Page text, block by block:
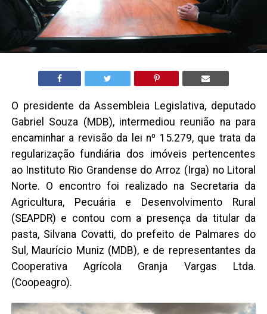
O presidente da Assembleia Legislativa, deputado
Gabriel Souza (MDB), intermediou reunião na para
encaminhar a revisão da lei nº 15.279, que trata da
regularização fundiária dos imóveis pertencentes
ao Instituto Rio Grandense do Arroz (Irga) no Litoral
Norte. O encontro foi realizado na Secretaria da
Agricultura, Pecuária e Desenvolvimento Rural
(SEAPDR) e contou com a presença da titular da
pasta, Silvana Covatti, do prefeito de Palmares do
Sul, Maurício Muniz (MDB), e de representantes da
Cooperativa Agrícola Granja Vargas Ltda.
(Coopeagro).